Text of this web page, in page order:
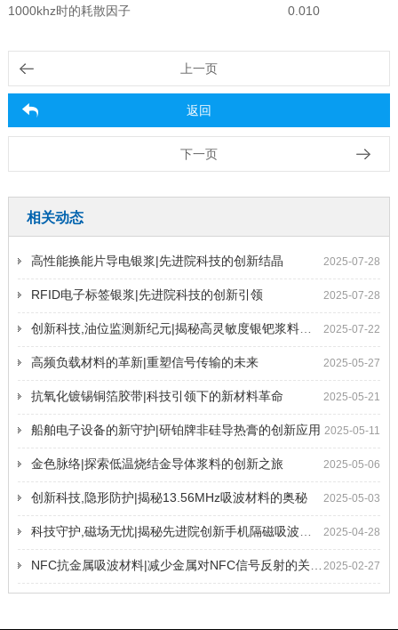
1000khz时的耗散因子
0.010
上一页
返回
下一页
相关动态
2025-07-28
高性能换能片导电银浆|先进院科技的创新结晶
2025-07-28
RFID电子标签银浆|先进院科技的创新引领
2025-07-22
创新科技,油位监测新纪元|揭秘高灵敏度银钯浆料的奥秘
2025-05-27
高频负载材料的革新|重塑信号传输的未来
2025-05-21
抗氧化镀锡铜箔胶带|科技引领下的新材料革命
2025-05-11
船舶电子设备的新守护|研铂牌非硅导热膏的创新应用
2025-05-06
金色脉络|探索低温烧结金导体浆料的创新之旅
2025-05-03
创新科技,隐形防护|揭秘13.56MHz吸波材料的奥秘
2025-04-28
科技守护,磁场无忧|揭秘先进院创新手机隔磁吸波贴片
2025-02-27
NFC抗金属吸波材料|减少金属对NFC信号反射的关键技术